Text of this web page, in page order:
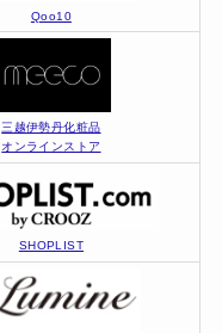
Qoo10
三越伊勢丹化粧品
オンラインストア
SHOPLIST